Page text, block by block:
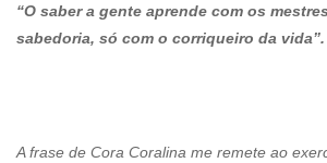
“O saber a gente aprende com os
sabedoria, só com o corriqueiro da
Cora
A frase de Cora Coralina me remete ao